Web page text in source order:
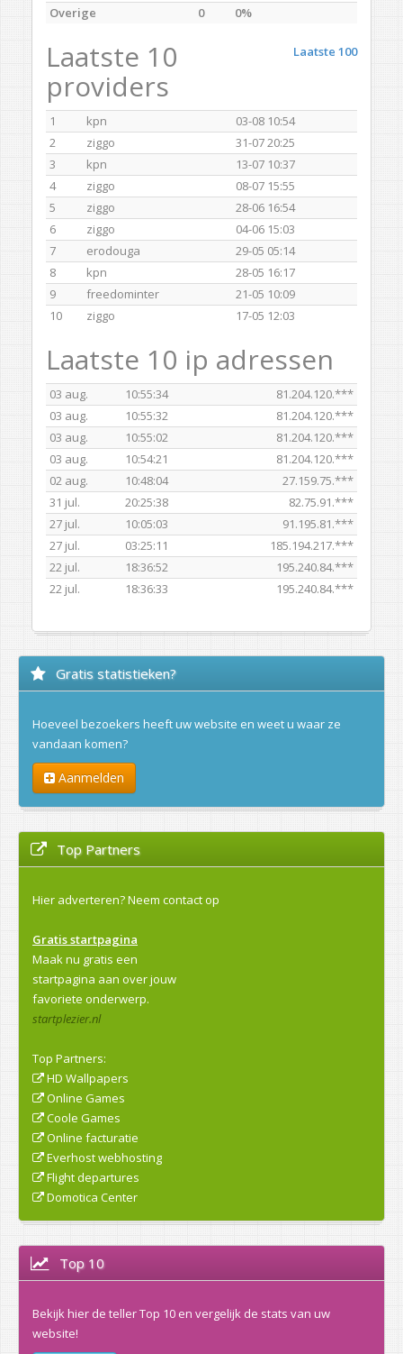
Overige
0 0%
Laatste 100
Laatste 10
providers
1 kpn
03-08 10:54
2
ziggo
31-07 20:25
3
kpn
13-07 10:37
4
ziggo
08-07 15:55
5
ziggo
28-06 16:54
6
ziggo
04-06 15:03
7
erodouga
29-05 05:14
8
kpn
28-05 16:17
9
freedominter
21-05 10:09
10
ziggo 17-05 12:03
Laatste 10 ip adressen
03 aug. 10:55:34
81.204.120.***
03 aug.
10:55:32
81.204.120.***
03 aug.
10:55:02
81.204.120.***
03 aug.
10:54:21
81.204.120.***
02 aug.
10:48:04
27.159.75.***
31 jul.
20:25:38
82.75.91.***
27 jul.
10:05:03
91.195.81.***
27 jul.
03:25:11
185.194.217.***
22 jul.
18:36:52
195.240.84.***
22 jul.
18:36:33 195.240.84.***
Gratis statistieken?
Hoeveel bezoekers heeft uw website en weet u waar ze
vandaan komen?
Aanmelden
Top Partners
Hier adverteren?Neem contact op
Gratis startpagina
Maak nu gratis een
startpagina aan over jouw
favoriete onderwerp.
startplezier.nl
Top Partners:
HD Wallpapers
Online Games
Coole Games
Online facturatie
Everhost webhosting
Flight departures
Domotica Center
Top 10
Bekijk hier de teller Top 10 en vergelijk de stats van uw
website!